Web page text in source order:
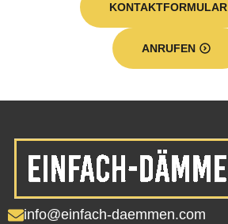
KONTAKTFORMULAR
ANRUFEN
info@einfach-daemmen.com